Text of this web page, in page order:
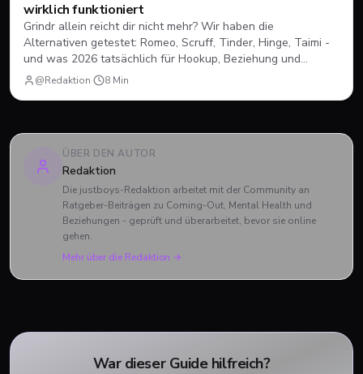
wirklich funktioniert
Grindr allein reicht dir nicht mehr? Wir haben die
Alternativen getestet: Romeo, Scruff, Tinder, Hinge, Taimi -
und was 2026 tatsächlich für Hookup, Beziehung und
Community funktioniert.
@Redaktion· 8 Min
ÜBER DEN AUTOR
Redaktion
Die justboys-Redaktion arbeitet mit der Community an
Ratgeber-Beiträgen zu Coming-Out, Mental Health und
Beziehungen - geprüft und überarbeitet, bevor sie online
gehen.
Mehr über die Redaktion →
War dieser Guide hilfreich?